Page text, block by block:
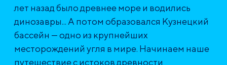
лет назад было древнее море и водились
динозавры... А потом образовался Кузнецкий
бассейн — одно из крупнейших
месторождений угля в мире. Начинаем наше
путешествие с истоков древности